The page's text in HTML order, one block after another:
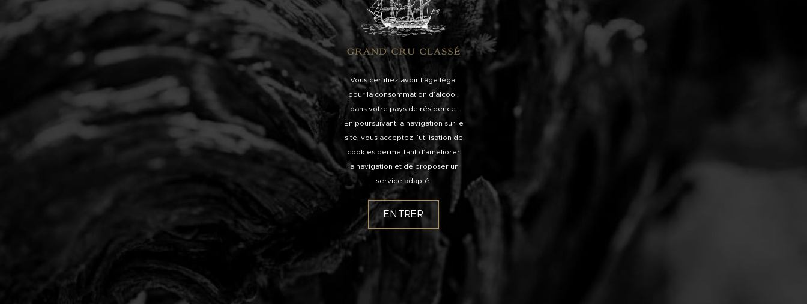
Vous certifiez avoir l’âge légal
pour la consommation d’alcool,
dans votre pays de résidence.
En poursuivant la navigation sur le
site, vous acceptez l’utilisation de
cookies permettant d’améliorer
la navigation et de proposer un
service adapté.
ENTRER